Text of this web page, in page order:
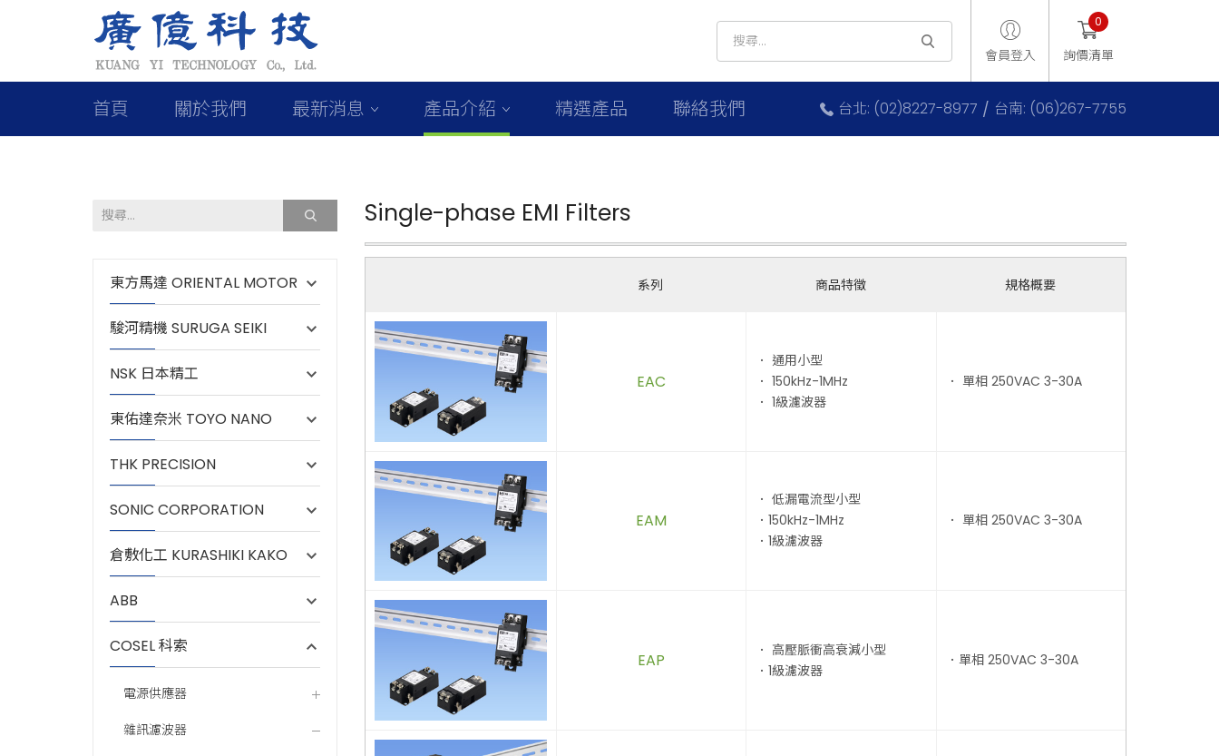
會員登入 詢價清單
0
首頁 關於我們 最新消息 產品介紹 精選產品 聯絡我們 台北: (02)8227-8977 台南: (06)267-7755
東方馬達 ORIENTAL MOTOR
駿河精機 SURUGA SEIKI
NSK 日本精工
東佑達奈米 TOYO NANO
THK PRECISION
SONIC CORPORATION
倉敷化工 KURASHIKI KAKO
ABB
COSEL 科索
電源供應器
雜訊濾波器
Single-phase EMI Filters
系列 商品特徵 規格概要
EAC
． 通用小型
． 150kHz-1MHz
． 1級濾波器
． 單相 250VAC 3-30A
EAM
． 低漏電流型小型
．150kHz-1MHz
．1級濾波器
． 單相 250VAC 3-30A
EAP
． 高壓脈衝高衰減小型
．1級濾波器
．單相 250VAC 3-30A